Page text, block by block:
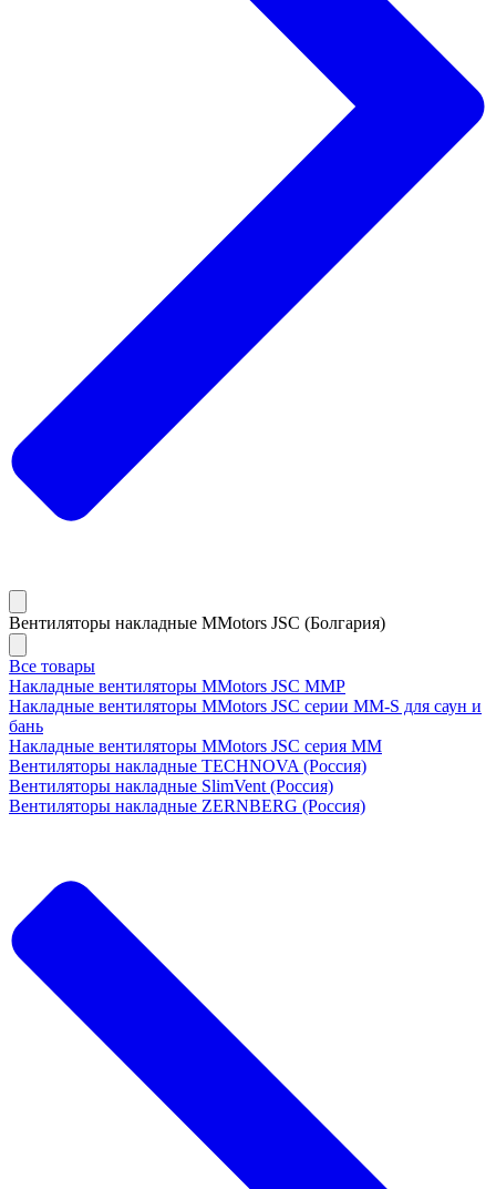
Вентиляторы накладные MMotors JSC (Болгария)
Все товары
Накладные вентиляторы MMotors JSC MMP
Накладные вентиляторы MMotors JSC серии MM-S для саун и
бань
Накладные вентиляторы MMotors JSC серия МM
Вентиляторы накладные TECHNOVA (Россия)
Вентиляторы накладные SlimVent (Россия)
Вентиляторы накладные ZERNBERG (Россия)